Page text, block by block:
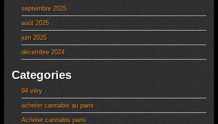
septembre 2025
août 2025
juin 2025
décembre 2024
Categories
94 vitry
acheter cannabis au paris
Acheter cannabis paris